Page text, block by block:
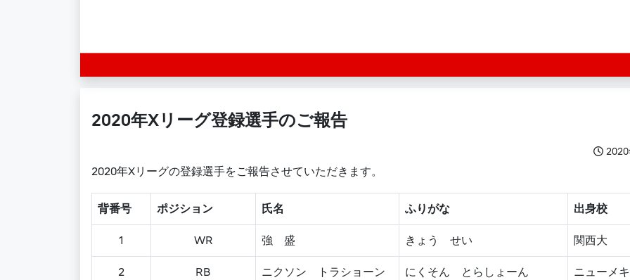
2020年Xリーグ登録選手のご報告
2020年Xリーグの登録選手をご報告させていただきます。
背番号 ポジション 氏名 ふりがな 出身校
1 WR 強 盛 きょう せい 関西大
2 RB ニクソン トラショーン にくそん とらしょーん ニューメ